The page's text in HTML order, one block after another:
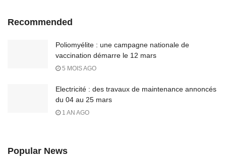
Recommended
Poliomyélite : une campagne nationale de
vaccination démarre le 12 mars
5 MOIS AGO
Electricité : des travaux de maintenance annoncés
du 04 au 25 mars
1 AN AGO
Popular News